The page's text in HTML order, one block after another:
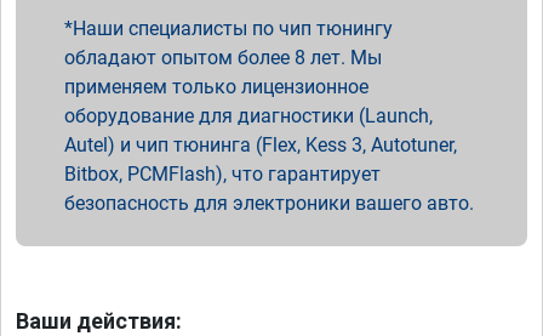
Наши специалисты по чип тюнингу
обладают опытом более 8 лет. Мы
применяем только лицензионное
оборудование для диагностики (Launch,
Autel) и чип тюнинга (Flex, Kess 3, Autotuner,
Bitbox, PCMFlash), что гарантирует
безопасность для электроники вашего авто.
Ваши действия: